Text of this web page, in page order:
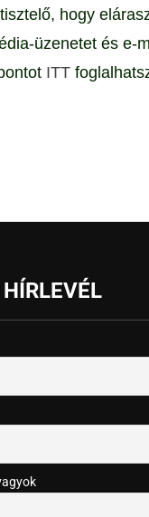
hogy
üzenetet és e-
ITT